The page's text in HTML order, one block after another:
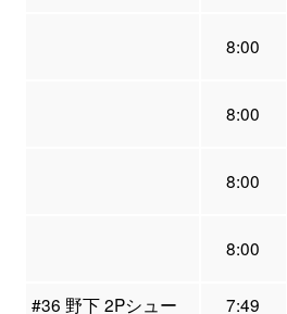
8:00
8:00
8:00
8:00
#36 野下 2Pシュー
7:49